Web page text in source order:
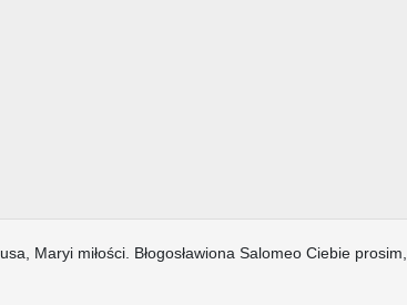
Maryi miłości. Błogosławiona Salomeo Ciebie prosim,